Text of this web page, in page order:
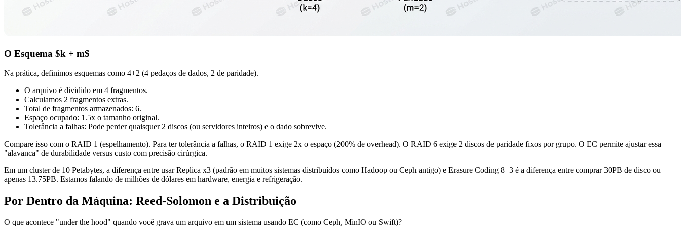
O Esquema $k + m$
Na prática, definimos esquemas como 4+2 (4 pedaços de dados, 2 de paridade).
O arquivo é dividido em 4 fragmentos.
Calculamos 2 fragmentos extras.
Total de fragmentos armazenados: 6.
Espaço ocupado: 1.5x o tamanho original.
Tolerância a falhas: Pode perder quaisquer 2 discos (ou servidores inteiros) e o dado sobrevive.
Compare isso com o RAID 1 (espelhamento). Para ter tolerância a falhas, o RAID 1 exige 2x o espaço (200% de overhead). O RAID 6 exige 2 discos de paridade fixos por grupo. O EC permite ajustar essa
"alavanca" de durabilidade versus custo com precisão cirúrgica.
Em um cluster de 10 Petabytes, a diferença entre usar Replica x3 (padrão em muitos sistemas distribuídos como Hadoop ou Ceph antigo) e Erasure Coding 8+3 é a diferença entre comprar 30PB de disco ou
apenas 13.75PB. Estamos falando de milhões de dólares em hardware, energia e refrigeração.
Por Dentro da Máquina: Reed-Solomon e a Distribuição
O que acontece "under the hood" quando você grava um arquivo em um sistema usando EC (como Ceph, MinIO ou Swift)?